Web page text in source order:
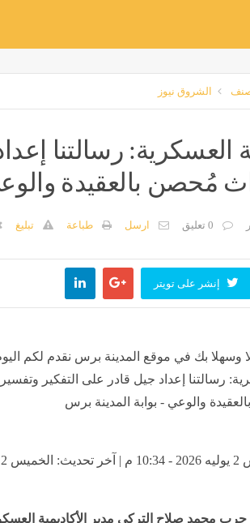
الشروق نيوز
العسكرية: رسالتنا
مُحصن بالعقيدة
0 تعليق ارسل طباعة تبليغ
إنشر على تويتر
وسهلا بك في موقع المدينة برس نقدم لكم
رسالتنا إعداد جيل قادر على التفكير وتفسير
والوعي - بوابة المدينة برس
حرب محمد صلاح التركي مدير الأكاديمية